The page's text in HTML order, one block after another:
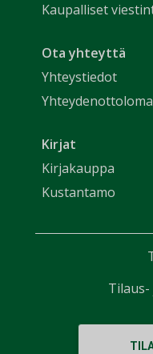
Kaupalliset
Ota yhteyttä
Yhteystiedot
Kirjat
Kirjakauppa
Kustantamo